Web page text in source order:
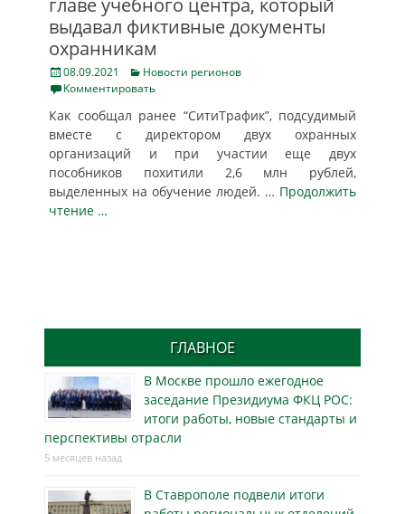
главе учебного центра, который
выдавал фиктивные документы
охранникам
Posted
on
08.09.2021 Categories
Новости регионов
Комментировать
Как сообщал ранее “СитиТрафик”, подсудимый
вместе с директором двух охранных
организаций и при участии еще двух
пособников похитили 2,6 млн рублей,
выделенных на обучение людей. … Продолжить
чтение …
ГЛАВНОЕ
В Москве прошло ежегодное
заседание Президиума ФКЦ РОС:
итоги работы, новые стандарты и
перспективы отрасли
5 месяцев назад
В Ставрополе подвели итоги